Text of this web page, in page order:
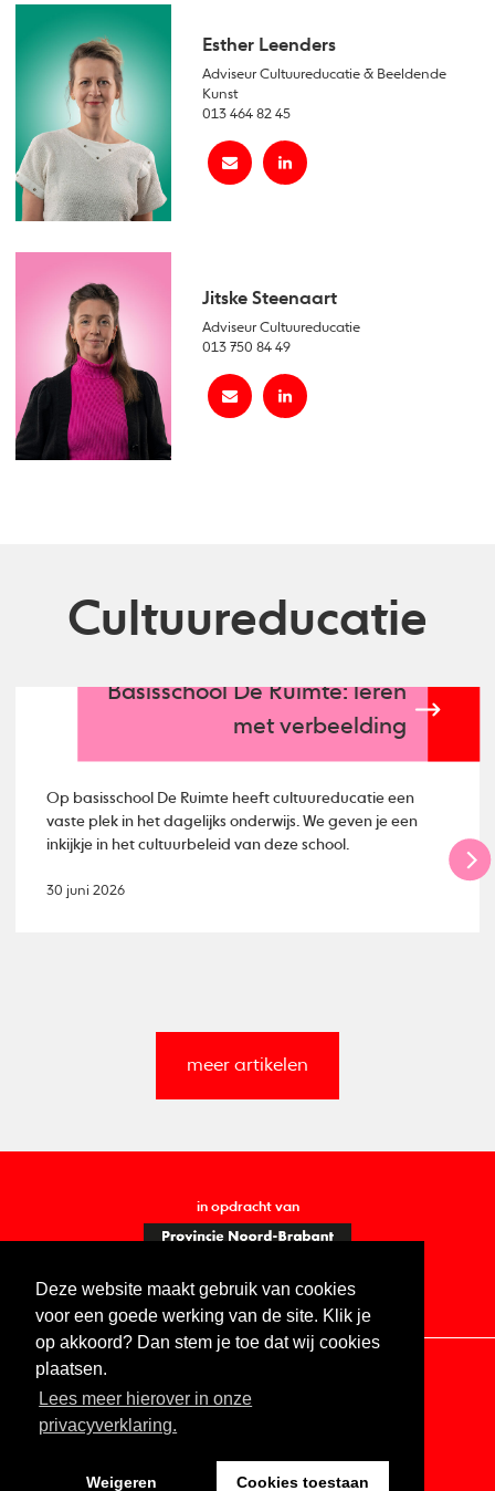
Deze website maakt gebruik van cookies
voor een goede werking van de site. Klik je
op akkoord? Dan stem je toe dat wij cookies
plaatsen.
Lees meer hierover in onze
privacyverklaring.
Weigeren Cookies toestaan
Esther Leenders
Adviseur Cultuureducatie & Beeldende
Kunst
013 464 82 45
Jitske Steenaart
Adviseur Cultuureducatie
013 750 84 49
Cultuureducatie
Basisschool De Ruimte: leren
met verbeelding
Op basisschool De Ruimte heeft cultuureducatie een
vaste plek in het dagelijks onderwijs. We geven je een
inkijkje in het cultuurbeleid van deze school.
30 juni 2026
meer artikelen
in opdracht van
Contact Vacatures ANBI
Digitale toegankelijkheid